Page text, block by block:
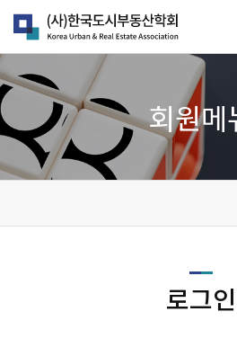
회원메
로그인